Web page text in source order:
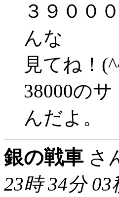
３９００
んな
見てね！
38000の
んだよ。
銀の戦車 さ
23時 34分 03